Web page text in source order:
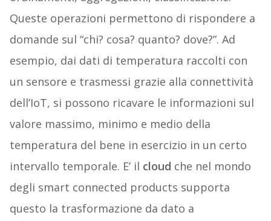
Queste operazioni permettono di rispondere a
domande sul “chi? cosa? quanto? dove?”. Ad
esempio, dai dati di temperatura raccolti con
un sensore e trasmessi grazie alla connettività
dell’IoT, si possono ricavare le informazioni sul
valore massimo, minimo e medio della
temperatura del bene in esercizio in un certo
intervallo temporale. E’ il cloud che nel mondo
degli smart connected products supporta
questo la trasformazione da dato a